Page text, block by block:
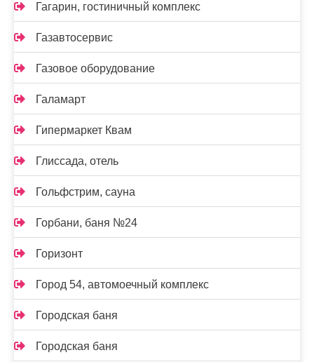
Гагарин, гостиничный комплекс
Газавтосервис
Газовое оборудование
Галамарт
Гипермаркет Квам
Глиссада, отель
Гольфстрим, сауна
Горбани, баня №24
Горизонт
Город 54, автомоечный комплекс
Городская баня
Городская баня